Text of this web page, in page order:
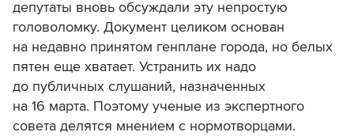
депутаты вновь обсуждали эту непростую
головоломку. Документ целиком основан
на недавно принятом генплане города, но белых
пятен еще хватает. Устранить их надо
до публичных слушаний, назначенных
на 16 марта. Поэтому ученые из экспертного
совета делятся мнением с нормотворцами.